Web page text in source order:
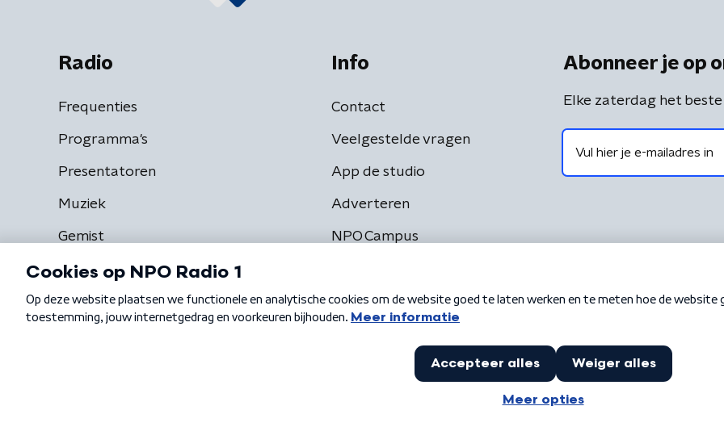
Radio
Frequenties
Programma's
Presentatoren
Muziek
Gemist
Info
Contact
Veelgestelde vragen
App de studio
Adverteren
NPO Campus
Abonneer je op
Elke zaterdag het beste
Algemene voorwaarden Privacybeleid